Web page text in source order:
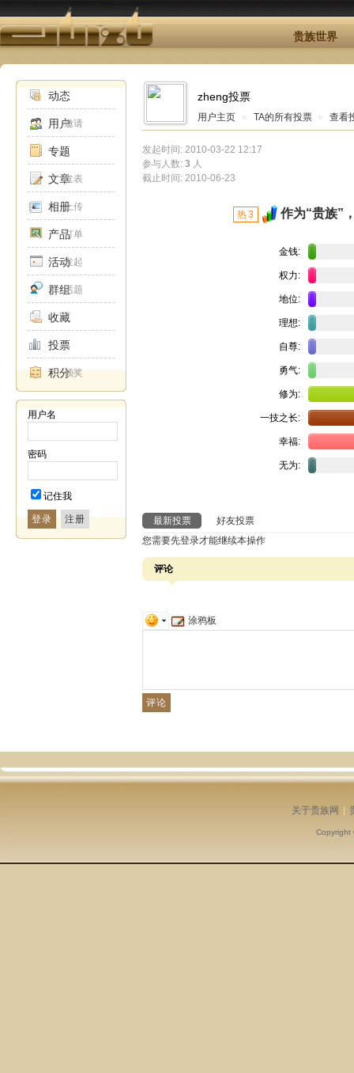
贵族世界
动态
用户邀请
专题
文章发表
相册上传
产品订单
活动发起
群组话题
收藏
投票
积分领奖
用户名
密码
记住我
登录
zheng投票
用户主页 » TA的所有投票 » 查看
发起时间: 2010-03-22 12:17
参与人数: 3 人
截止时间: 2010-06-23
热3 作为“贵族”
金钱:
权力:
地位:
理想:
自尊:
勇气:
修为:
一技之长:
幸福:
无为:
最新投票
好友投票
您需要先登录才能继续本操作
评论
涂鸦板
关于贵族网